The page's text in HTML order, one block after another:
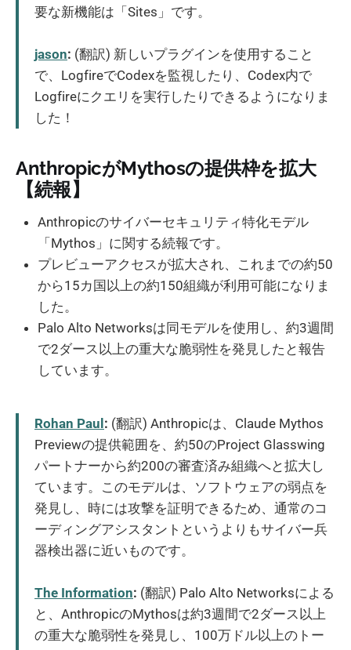
要な新機能は「Sites」です。
jason: (翻訳) 新しいプラグインを使用すること
で、LogfireでCodexを監視したり、Codex内で
Logfireにクエリを実行したりできるようになりま
した！
AnthropicがMythosの提供枠を拡大
【続報】
Anthropicのサイバーセキュリティ特化モデル
「Mythos」に関する続報です。
プレビューアクセスが拡大され、これまでの約50
から15カ国以上の約150組織が利用可能になりま
した。
Palo Alto Networksは同モデルを使用し、約3週間
で2ダース以上の重大な脆弱性を発見したと報告
しています。
Rohan Paul: (翻訳) Anthropicは、Claude Mythos
Previewの提供範囲を、約50のProject Glasswing
パートナーから約200の審査済み組織へと拡大し
ています。このモデルは、ソフトウェアの弱点を
発見し、時には攻撃を証明できるため、通常のコ
ーディングアシスタントというよりもサイバー兵
器検出器に近いものです。
The Information: (翻訳) Palo Alto Networksによる
と、AnthropicのMythosは約3週間で2ダース以上
の重大な脆弱性を発見し、100万ドル以上のトー